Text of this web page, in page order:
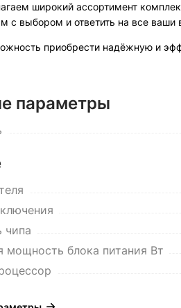
широкий ассортимент
с выбором и ответить на все ваши
приобрести надёжную и
параметры
чипа
мощность блока питания Вт